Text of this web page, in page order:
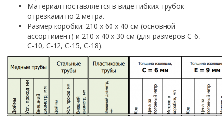
Материал поставляется в виде гибких трубок
отрезками по 2 метра.
Размер коробки: 210 х 60 х 40 см (основной
ассортимент) и 210 х 40 х 30 см (для размеров С-6,
С-10, С-12, С-15, С-18).